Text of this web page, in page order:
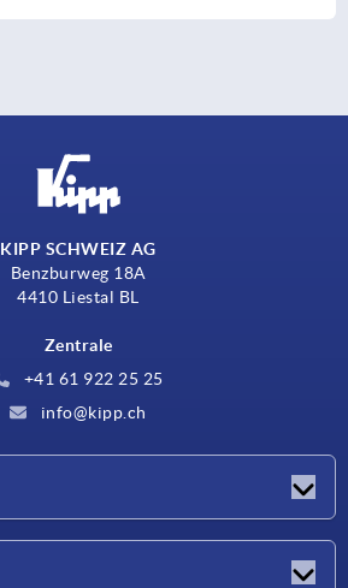
KIPP SCHWEIZ AG
Benzburweg 18A
4410 Liestal BL
Zentrale
+41 61 922 25 25
info@kipp.ch